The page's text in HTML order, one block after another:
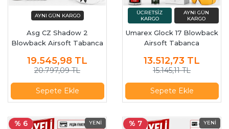
Asg CZ Shadow 2
Blowback Airsoft Tabanca
19.545,98 TL
20.797,09 TL
Sepete Ekle
Umarex Glock 17 Blowback
Airsoft Tabanca
13.512,73 TL
15.145,11 TL
Sepete Ekle
% 6 % 7